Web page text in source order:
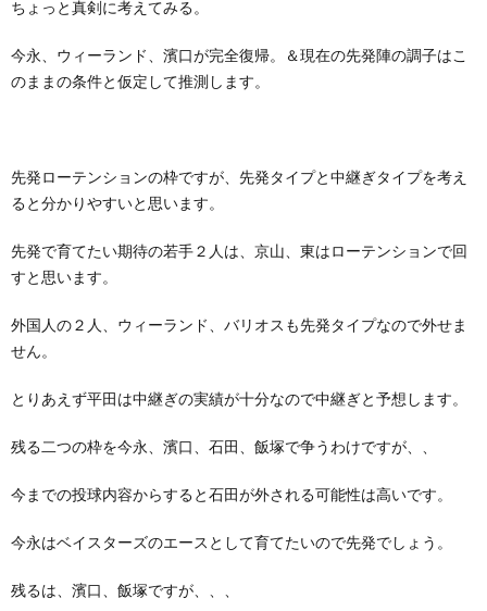
ちょっと真剣に考えてみる。
今永、ウィーランド、濱口が完全復帰。＆現在の先発陣の調子はこ
のままの条件と仮定して推測します。
先発ローテンションの枠ですが、先発タイプと中継ぎタイプを考え
ると分かりやすいと思います。
先発で育てたい期待の若手２人は、京山、東はローテンションで回
すと思います。
外国人の２人、ウィーランド、バリオスも先発タイプなので外せま
せん。
とりあえず平田は中継ぎの実績が十分なので中継ぎと予想します。
残る二つの枠を今永、濱口、石田、飯塚で争うわけですが、、
今までの投球内容からすると石田が外される可能性は高いです。
今永はベイスターズのエースとして育てたいので先発でしょう。
残るは、濱口、飯塚ですが、、、